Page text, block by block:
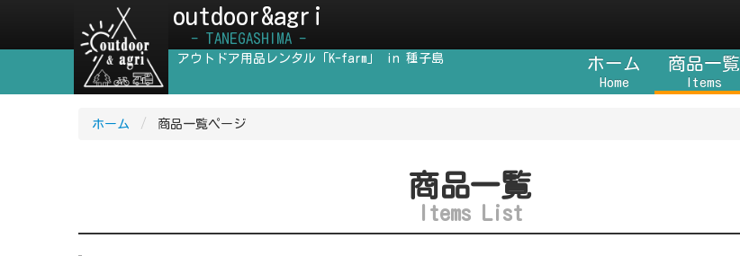
outdoor&agri
- TANEGASHIMA -
ホーム
Home
商品一覧
Items
アウトドア用品レンタル「K-farm」 in 種子島
ホーム / 商品一覧ページ
商品一覧
Items List